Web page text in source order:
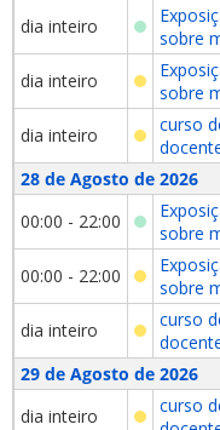
dia inteiro
sobre
dia inteiro
sobre
dia inteiro
curso
28 de Agosto de 2026
00:00 - 22:00
sobre
00:00 - 22:00
sobre
dia inteiro
curso
29 de Agosto de 2026
dia inteiro
curso